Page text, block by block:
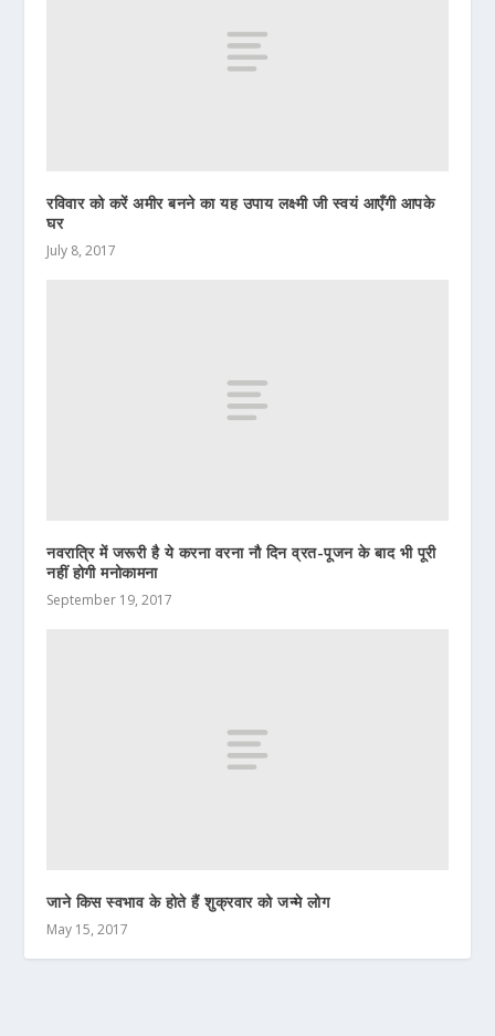
रविवार को करें अमीर बनने का यह उपाय लक्ष्मी जी स्वयं आएँगी आपके
घर
July 8, 2017
नवरात्रि में जरूरी है ये करना वरना नौ दिन व्रत-पूजन के बाद भी पूरी
नहीं होगी मनोकामना
September 19, 2017
जाने किस स्वभाव के होते हैं शुक्रवार को जन्मे लोग
May 15, 2017